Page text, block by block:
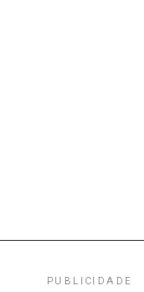
PUBLICIDADE